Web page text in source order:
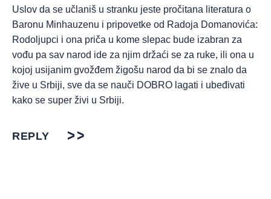
Uslov da se učlaniš u stranku jeste pročitana literatura o
Baronu Minhauzenu i pripovetke od Radoja Domanovića:
Rodoljupci i ona priča u kome slepac bude izabran za
vođu pa sav narod ide za njim držaći se za ruke, ili ona u
kojoj usijanim gvožđem žigošu narod da bi se znalo da
žive u Srbiji, sve da se nauči DOBRO lagati i ubeđivati
kako se super živi u Srbiji.
REPLY